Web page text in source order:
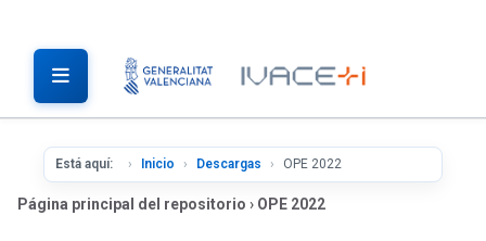
Está aquí: Inicio Descargas OPE 2022
Página principal del repositorio › OPE 2022